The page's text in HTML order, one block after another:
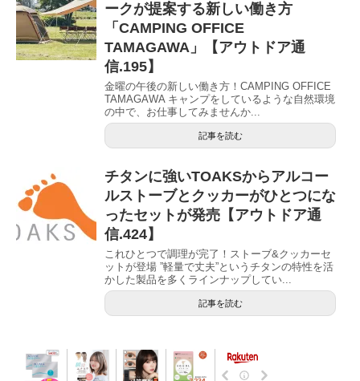
ークが提案する新しい働き方
「CAMPING OFFICE
TAMAGAWA」【アウトドア通
信.195】
金曜の午後の新しい働き方！CAMPING OFFICE
TAMAGAWA キャンプをしているような自然環境
の中で、お仕事してみませんか...
記事を読む
チタンに強いTOAKSからアルコー
ルストーブとクッカーがひとつにな
ったセットが発売【アウトドア通
信.424】
これひとつで調理が完了！ストーブ&クッカーセ
ットが登場 ”軽量で丈夫”というチタンの特性を活
かした製品を多くラインナップしてい...
記事を読む